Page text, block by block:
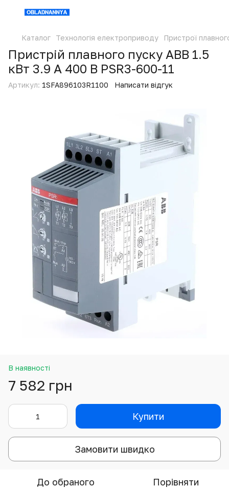
Каталог Технологія електроприводу Пристрої
Пристрій плавного пуску ABB 1.5
кВт 3.9 А 400 В PSR3-600-11
Артикул: 1SFA896103R1100 Написати відгук
В наявності
7 582 грн
Купити
Замовити швидко
До обраного Порівняти